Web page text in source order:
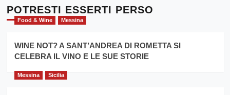
l’
evento
per
la
filiera
grano
Cronoscalata
Giarre
Montesalice
per
il
anno
POTRESTI ESSERTI PERSO
Food & Wine Messina
WINE NOT? A SANT’ANDREA DI ROMETTA SI
CELEBRA IL VINO E LE SUE STORIE
Messina Sicilia